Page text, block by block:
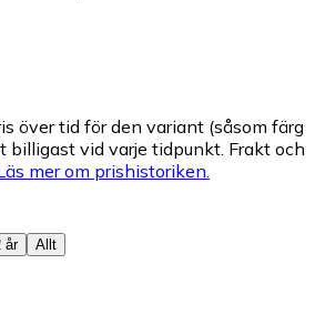
över tid för den variant (såsom färg
billigast vid varje tidpunkt. Frakt och
mer om prishistoriken.
år Allt